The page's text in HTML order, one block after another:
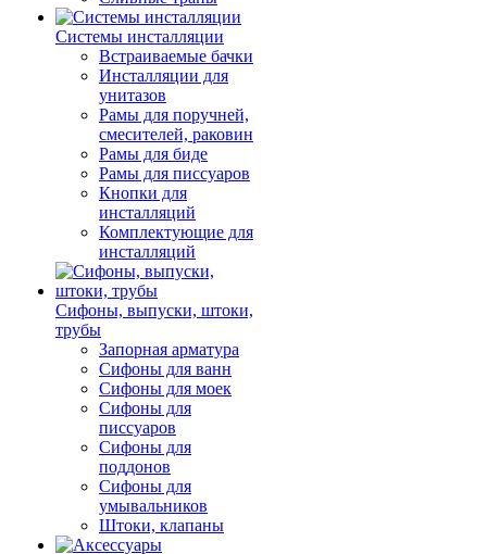
Системы инсталляции
Встраиваемые бачки
Инсталляции для
унитазов
Рамы для поручней,
смесителей, раковин
Рамы для биде
Рамы для писсуаров
Кнопки для
инсталляций
Комплектующие для
инсталляций
Сифоны, выпуски, штоки,
трубы
Запорная арматура
Сифоны для ванн
Сифоны для моек
Сифоны для
писсуаров
Сифоны для
поддонов
Сифоны для
умывальников
Штоки, клапаны